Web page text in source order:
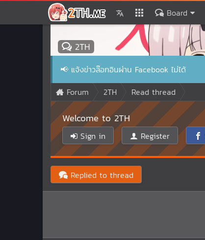
Board
2TH
📢 แจ้งข่าวล๊อกอินผ่าน Facebook ไม่ได้
Forum
2TH Read thread
Welcome to 2TH
Sign in Register
Replied to thread